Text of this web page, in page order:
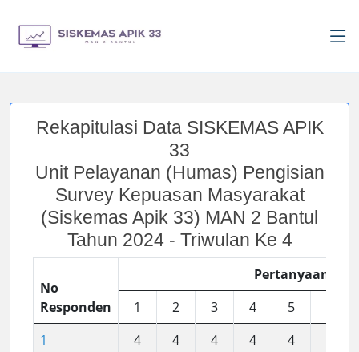
Rekapitulasi Data SISKEMAS APIK
33
Unit Pelayanan (Humas) Pengisian
Survey Kepuasan Masyarakat
(Siskemas Apik 33) MAN 2 Bantul
Tahun 2024 - Triwulan Ke 4
No
Responden
Pertanyaan
1
2 3 4 5
1
4 4 4 4 4